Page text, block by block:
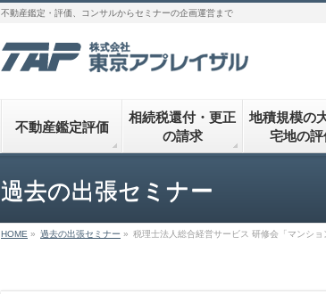
不動産鑑定・評価、コンサルからセミナーの企画運営まで
不動産鑑定評価
相続税還付・更正
の請求
地積規模の
宅地の評
過去の出張セミナー
HOME » 過去の出張セミナー » 税理士法人総合経営サービス 研修会「マンシ